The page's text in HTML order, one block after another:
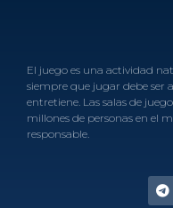
El juego es una actividad
siempre que jugar debe ser
entretiene. Las salas de
millones de personas en el
responsable.